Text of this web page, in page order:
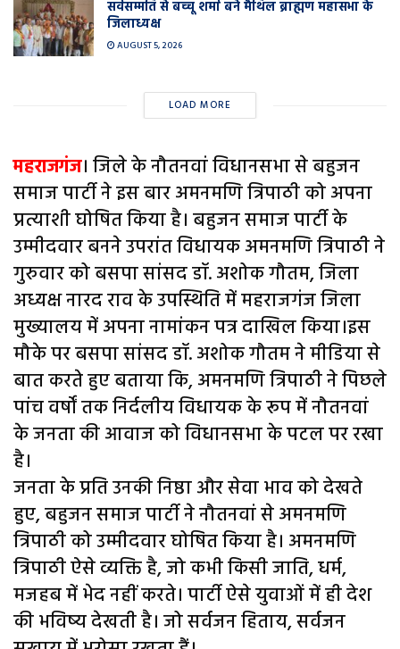
सर्वसम्मति से बच्चू शर्मा बने मैथिल ब्राह्मण महासभा के
जिलाध्यक्ष
AUGUST 5, 2026
LOAD MORE
महराजगंज। जिले के नौतनवां विधानसभा से बहुजन
समाज पार्टी ने इस बार अमनमणि त्रिपाठी को अपना
प्रत्याशी घोषित किया है। बहुजन समाज पार्टी के
उम्मीदवार बनने उपरांत विधायक अमनमणि त्रिपाठी ने
गुरुवार को बसपा सांसद डॉ. अशोक गौतम, जिला
अध्यक्ष नारद राव के उपस्थिति में महराजगंज जिला
मुख्यालय में अपना नामांकन पत्र दाखिल किया।इस
मौके पर बसपा सांसद डॉ. अशोक गौतम ने मीडिया से
बात करते हुए बताया कि, अमनमणि त्रिपाठी ने पिछले
पांच वर्षों तक निर्दलीय विधायक के रूप में नौतनवां
के जनता की आवाज को विधानसभा के पटल पर रखा
है।
जनता के प्रति उनकी निष्ठा और सेवा भाव को देखते
हुए, बहुजन समाज पार्टी ने नौतनवां से अमनमणि
त्रिपाठी को उम्मीदवार घोषित किया है। अमनमणि
त्रिपाठी ऐसे व्यक्ति है, जो कभी किसी जाति, धर्म,
मजहब में भेद नहीं करते। पार्टी ऐसे युवाओं में ही देश
की भविष्य देखती है। जो सर्वजन हिताय, सर्वजन